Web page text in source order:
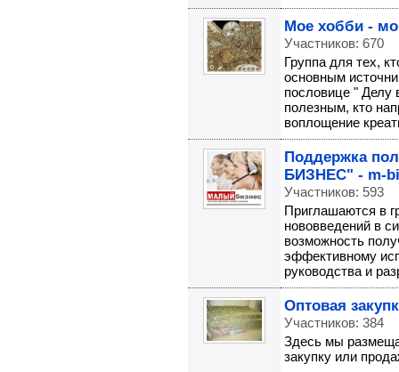
Мое хобби -
Участников: 670
Группа для тех,
основным
пословице " Делу
полезным, кто
воплощение
Поддержка
БИЗНЕС" - m-
Участников: 593
Приглашаются в
нововведений в
возможность
эффективному
руководства и
Оптовая
Участников: 384
Здесь мы
закупку или